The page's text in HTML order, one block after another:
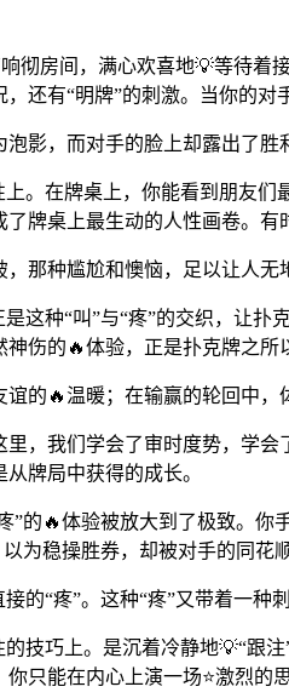
彻房间，满心欢喜地💡等待
还有“明牌”的刺激。当你的
影，而对手的脸上却露出了
。在牌桌上，你能看到朋友
牌桌上最生动的人性画卷。有
那种尴尬和懊恼，足以让人无
这种“叫”与“疼”的交织，让
伤的🔥体验，正是扑克牌之所
的🔥温暖；在输赢的轮回中，
，我们学会了审时度势，学
牌局中获得的成长。
”的🔥体验被放大到了极致。
为稳操胜券，却被对手的同花
的“疼”。这种“疼”又带着一种
技巧上。是沉着冷静地💡“跟
只能在内心上演一场⭐激烈的思